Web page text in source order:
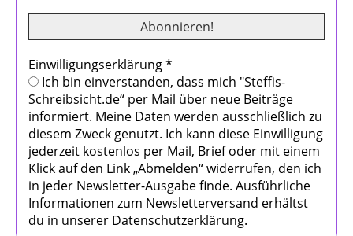
Einwilligungserklärung*
Ich bin einverstanden, dass mich "Steffis-
Schreibsicht.de“ per Mail über neue Beiträge
informiert. Meine Daten werden ausschließlich zu
diesem Zweck genutzt. Ich kann diese Einwilligung
jederzeit kostenlos per Mail, Brief oder mit einem
Klick auf den Link „Abmelden“ widerrufen, den ich
in jeder Newsletter-Ausgabe finde. Ausführliche
Informationen zum Newsletterversand erhältst
du in unserer Datenschutzerklärung.